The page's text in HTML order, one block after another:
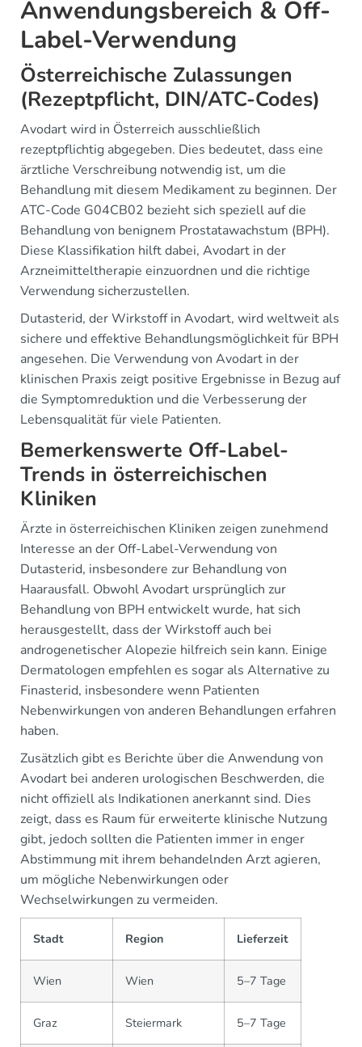
Anwendungsbereich & Off-
Label-Verwendung
Österreichische Zulassungen
(Rezeptpflicht, DIN/ATC-Codes)
Avodart wird in Österreich ausschließlich
rezeptpflichtig abgegeben. Dies bedeutet, dass eine
ärztliche Verschreibung notwendig ist, um die
Behandlung mit diesem Medikament zu beginnen. Der
ATC-Code G04CB02 bezieht sich speziell auf die
Behandlung von benignem Prostatawachstum (BPH).
Diese Klassifikation hilft dabei, Avodart in der
Arzneimitteltherapie einzuordnen und die richtige
Verwendung sicherzustellen.
Dutasterid, der Wirkstoff in Avodart, wird weltweit als
sichere und effektive Behandlungsmöglichkeit für BPH
angesehen. Die Verwendung von Avodart in der
klinischen Praxis zeigt positive Ergebnisse in Bezug auf
die Symptomreduktion und die Verbesserung der
Lebensqualität für viele Patienten.
Bemerkenswerte Off-Label-
Trends in österreichischen
Kliniken
Ärzte in österreichischen Kliniken zeigen zunehmend
Interesse an der Off-Label-Verwendung von
Dutasterid, insbesondere zur Behandlung von
Haarausfall. Obwohl Avodart ursprünglich zur
Behandlung von BPH entwickelt wurde, hat sich
herausgestellt, dass der Wirkstoff auch bei
androgenetischer Alopezie hilfreich sein kann. Einige
Dermatologen empfehlen es sogar als Alternative zu
Finasterid, insbesondere wenn Patienten
Nebenwirkungen von anderen Behandlungen erfahren
haben.
Zusätzlich gibt es Berichte über die Anwendung von
Avodart bei anderen urologischen Beschwerden, die
nicht offiziell als Indikationen anerkannt sind. Dies
zeigt, dass es Raum für erweiterte klinische Nutzung
gibt, jedoch sollten die Patienten immer in enger
Abstimmung mit ihrem behandelnden Arzt agieren,
um mögliche Nebenwirkungen oder
Wechselwirkungen zu vermeiden.
Stadt Region Lieferzeit
Wien Wien 5–7 Tage
Graz Steiermark 5–7 Tage